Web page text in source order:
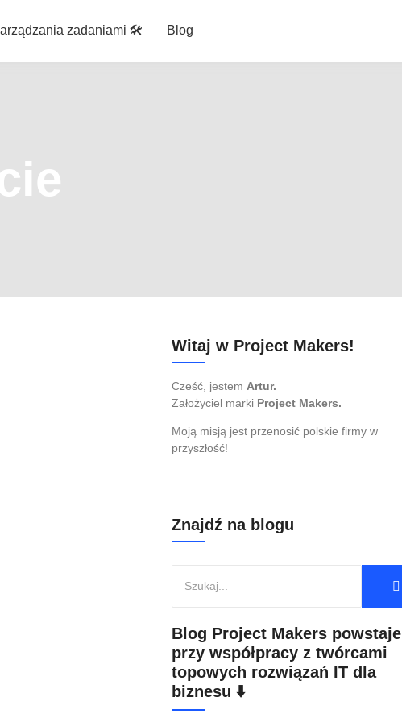
zadaniami 🛠️ Blog
Witaj w Project Makers!
Cześć, jestem Artur.
Założyciel marki Project Makers.
Moją misją jest przenosić polskie firmy w
przyszłość!
Znajdź na blogu
Blog Project Makers powstaje
przy współpracy z twórcami
topowych rozwiązań IT dla
biznesu ⬇️